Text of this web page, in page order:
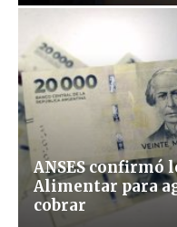
ANSES confirmó
Alimentar para
cobrar